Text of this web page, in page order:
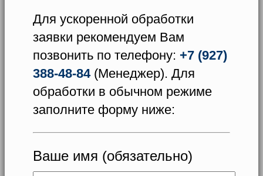
Для ускоренной обработки
заявки рекомендуем Вам
позвонить по телефону: +7 (927)
388-48-84 (Менеджер). Для
обработки в обычном режиме
заполните форму ниже:
Ваше имя (обязательно)